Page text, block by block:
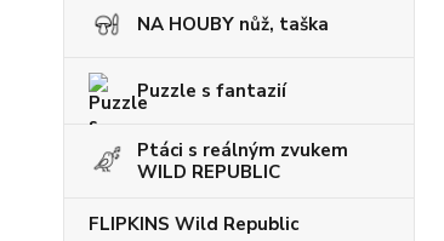
NA HOUBY nůž, taška
Puzzle s fantazií
Ptáci s reálným zvukem
WILD REPUBLIC
FLIPKINS Wild Republic